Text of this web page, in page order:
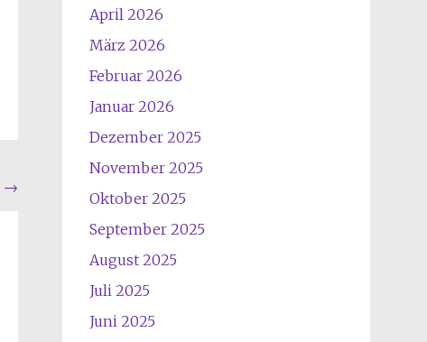
→
April 2026
März 2026
Februar 2026
Januar 2026
Dezember 2025
November 2025
Oktober 2025
September 2025
August 2025
Juli 2025
Juni 2025